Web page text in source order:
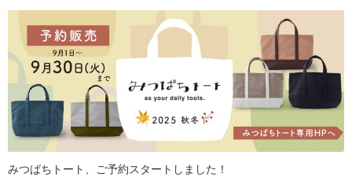
みつばちトート、ご予約スタートしました！